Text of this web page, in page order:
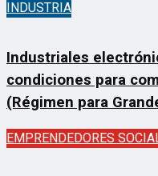
INDUSTRIA
Industriales
condiciones para
(Régimen para
EMPRENDEDORES